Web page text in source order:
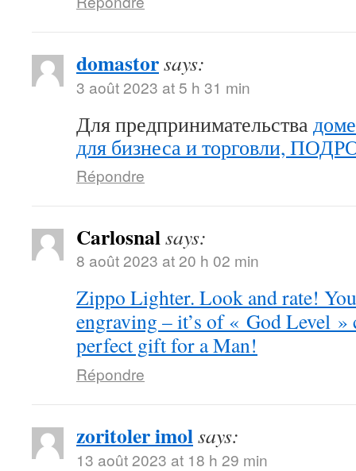
domastorsays:
3 août 2023 at 5 h 31 min
Для предпринимательства
для бизнеса и торговли,
Répondre
Carlosnalsays:
8 août 2023 at 20 h 02 min
Zippo Lighter. Look and rate!
engraving – it’s of « God Level
perfect gift for a Man!
Répondre
zoritoler imolsays:
13 août 2023 at 18 h 29 min